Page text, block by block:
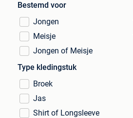
Bestemd voor
Jongen
Meisje
Jongen of Meisje
Type kledingstuk
Broek
Jas
Shirt of Longsleeve